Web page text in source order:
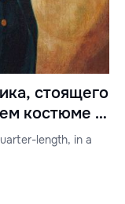
стоящего
костюме с
length, in a